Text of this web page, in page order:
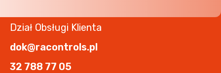
Dział Obsługi Klienta
dok@racontrols.pl
32 788 77 05